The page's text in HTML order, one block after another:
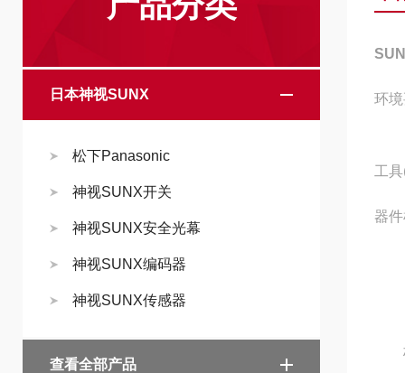
日本神视SUNX
松下Panasonic
神视SUNX开关
神视SUNX安全光幕
神视SUNX编码器
神视SUNX传感器
查看全部产品
环
工
器
核